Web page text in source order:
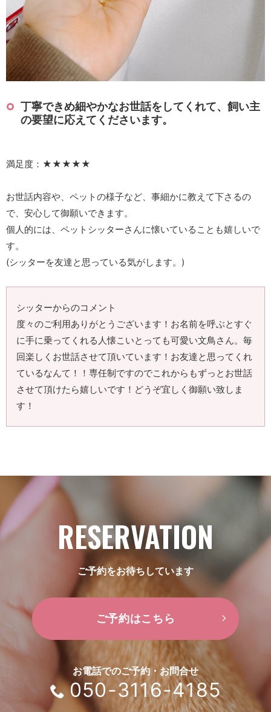
丁寧できめ細やかなお世話をしてくれて、飼い主
の要望に応えてくださいます。
満足度：★★★★★
お世話内容や、ペットの様子など、事細かに教えて下さるの
で、安心して御願いできます。
個人的には、ペットシッターさんに懐いていることも嬉しいで
す。
(シッターを友達と思っている気がします。)
シッターからのコメント
度々のご利用ありがとうございます！お名前を呼ぶとすぐ
に手に乗ってくれる人懐こいとっても可愛い文鳥さん。毎
回楽しくお世話させて頂いています！お友達と思ってくれ
ているなんて！！専任制ですのでこれからもずっとお世話
させて頂けたら嬉しいです！どうぞ宜しく御願い致しま
す！
RESERVATION
ご予約をお待ちしています
ご予約はこちら
お電話でのご予約・お問合せ
050-3116-4185